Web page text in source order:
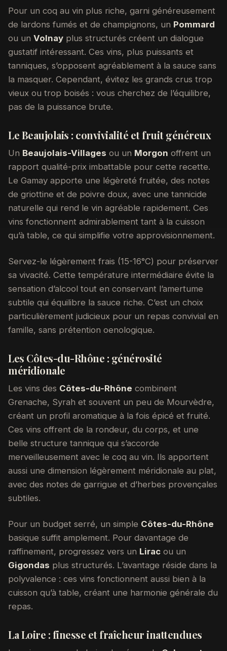
Pour un coq au vin plus riche, garni généreusement
de lardons fumés et de champignons, un Pommard
ou un Volnay plus structurés créent un dialogue
gustatif intéressant. Ces vins, plus puissants et
tanniques, s’opposent agréablement à la sauce sans
la masquer. Cependant, évitez les grands crus trop
vieux ou trop boisés : vous cherchez de l’équilibre,
pas de la puissance brute.
Le Beaujolais : convivialité et fruit généreux
Un Beaujolais-Villages ou un Morgon offrent un
rapport qualité-prix imbattable pour cette recette.
Le Gamay apporte une légèreté fruitée, des notes
de griottine et de poivre doux, avec une tannicide
naturelle qui rend le vin agréable rapidement. Ces
vins fonctionnent admirablement tant à la cuisson
qu’à table, ce qui simplifie votre approvisionnement.
Servez-le légèrement frais (15-16°C) pour préserver
sa vivacité. Cette température intermédiaire évite la
sensation d’alcool tout en conservant l’amertume
subtile qui équilibre la sauce riche. C’est un choix
particulièrement judicieux pour un repas convivial en
famille, sans prétention oenologique.
Les Côtes-du-Rhône : générosité
méridionale
Les vins des Côtes-du-Rhône combinent
Grenache, Syrah et souvent un peu de Mourvèdre,
créant un profil aromatique à la fois épicé et fruité.
Ces vins offrent de la rondeur, du corps, et une
belle structure tannique qui s’accorde
merveilleusement avec le coq au vin. Ils apportent
aussi une dimension légèrement méridionale au plat,
avec des notes de garrigue et d’herbes provençales
subtiles.
Pour un budget serré, un simple Côtes-du-Rhône
basique suffit amplement. Pour davantage de
raffinement, progressez vers un Lirac ou un
Gigondas plus structurés. L’avantage réside dans la
polyvalence : ces vins fonctionnent aussi bien à la
cuisson qu’à table, créant une harmonie générale du
repas.
La Loire : finesse et fraîcheur inattendues